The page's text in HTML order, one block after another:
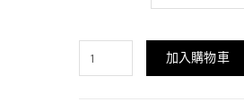
加入購物車